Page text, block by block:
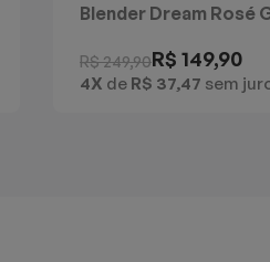
Blender Dream Rosé
R$ 249,90R$ 149,90
4X de R$ 37,47 sem